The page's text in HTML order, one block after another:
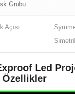
Grubu
Açısı
Led